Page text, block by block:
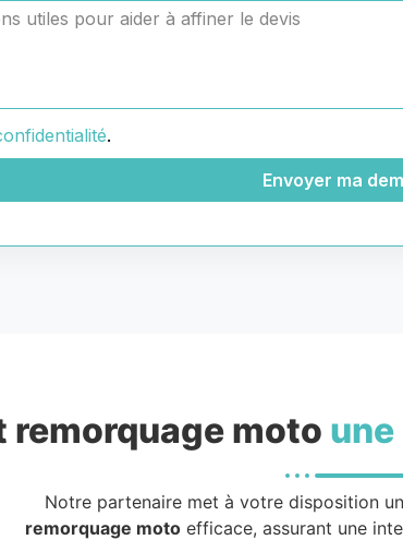
.
Envoyer ma
remorquage moto
Notre partenaire met à votre disposition
remorquage motoefficace, assurant une